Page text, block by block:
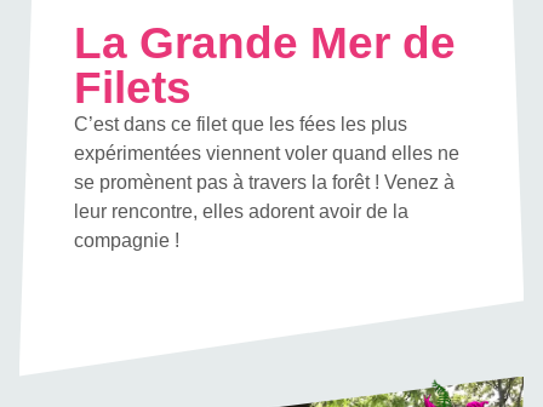
La Grande Mer de
Filets
C’est dans ce filet que les fées les plus
expérimentées viennent voler quand elles ne
se promènent pas à travers la forêt ! Venez à
leur rencontre, elles adorent avoir de la
compagnie !